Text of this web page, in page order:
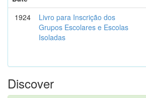
1924
Livro para Inscrição dos
Grupos Escolares e Escolas
Isoladas
Discover